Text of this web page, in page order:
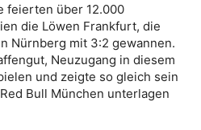
feierten über 12.000
die Löwen Frankfurt, die
Nürnberg mit 3:2 gewannen.
Neuzugang in diesem
und zeigte so gleich sein
Bull München unterlagen